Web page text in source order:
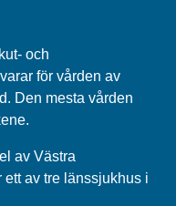
och
för vården av
Den mesta vården
av Västra
ett av tre länssjukhus i